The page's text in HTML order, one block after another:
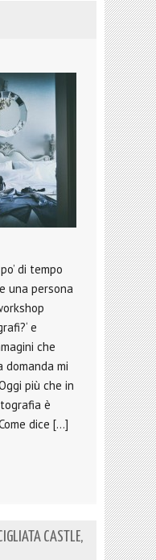
di tempo
una persona
e
che
domanda mi
più che in
è
dice […]
CASTLE,